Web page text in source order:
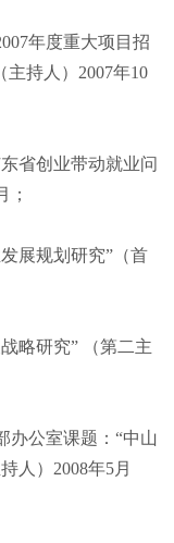
年度重大项目招
持人）2007年10
省创业带动就业问
；
展规划研究”（首
略研究” （第二主
办公室课题：“中山
人）2008年5月